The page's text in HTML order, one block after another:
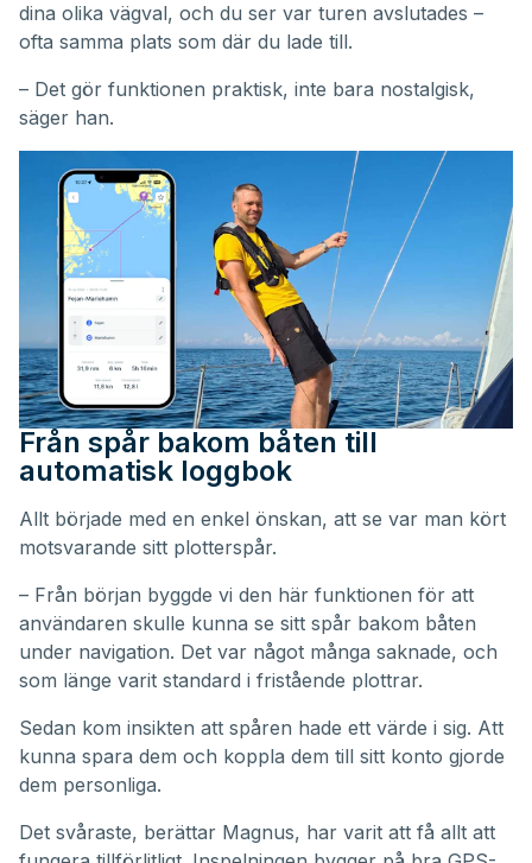
dina olika vägval, och du ser var turen avslutades –
ofta samma plats som där du lade till.
– Det gör funktionen praktisk, inte bara nostalgisk,
säger han.
Från spår bakom båten till
automatisk loggbok
Allt började med en enkel önskan, att se var man kört
motsvarande sitt plotterspår.
– Från början byggde vi den här funktionen för att
användaren skulle kunna se sitt spår bakom båten
under navigation. Det var något många saknade, och
som länge varit standard i fristående plottrar.
Sedan kom insikten att spåren hade ett värde i sig. Att
kunna spara dem och koppla dem till sitt konto gjorde
dem personliga.
Det svåraste, berättar Magnus, har varit att få allt att